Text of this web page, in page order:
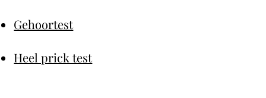
Gehoortest
Heel prick test